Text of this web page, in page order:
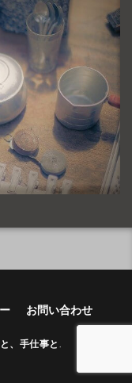
お問い合わせ
、手仕事と